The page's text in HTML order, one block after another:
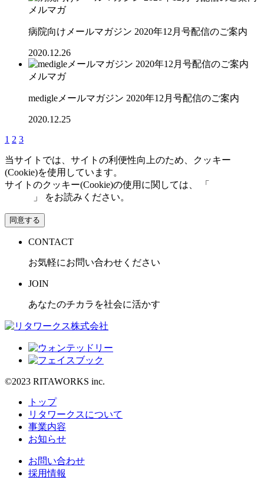
メルマガ
病院向けメールマガジン 2020年12月号配信のご案内
2020.12.26
メルマガ
medigleメールマガジン 2020年12月号配信のご案内
2020.12.25
1 2 3
当サイトでは、サイトの利便性向上のため、クッキー
(Cookie)を使用しています。
サイトのクッキー(Cookie)の使用に関しては、 「
」 をお読みください。
同意する
CONTACT
お気軽にお問い合わせください
JOIN
あなたのチカラを社会に活かす
©2023 RITAWORKS inc.
トップ
リタワークスについて
事業内容
お知らせ
お問い合わせ
採用情報